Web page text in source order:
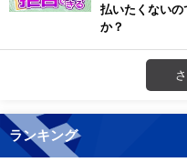
払いたくないの
か？
ランキング